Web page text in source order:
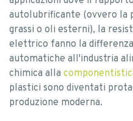
autolubrificante (ovvero la
grassi o oli esterni), la
elettrico fanno la
automatiche all'industria
chimica alla
plastici sono diventati
produzione moderna.